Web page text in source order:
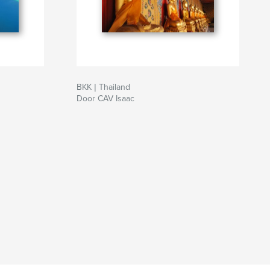
BKK | Thailand
Door CAV Isaac